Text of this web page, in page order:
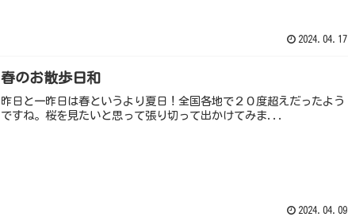
2024.04.17
春のお散歩日和
昨日と一昨日は春というより夏日！全国各地で２０度超えだったよう
ですね。桜を見たいと思って張り切って出かけてみま...
2024.04.09